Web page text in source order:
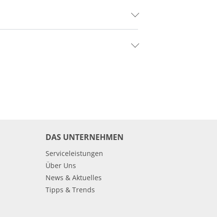
DAS UNTERNEHMEN
Serviceleistungen
Über Uns
News & Aktuelles
Tipps & Trends